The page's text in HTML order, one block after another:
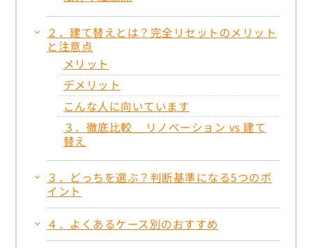
２．建て替えとは？完全リセットのメリット
と注意点
メリット
デメリット
こんな人に向いています
３．徹底比較__リノベーション vs 建て
替え
３．どっちを選ぶ？判断基準になる5つのポ
イント
４．よくあるケース別のおすすめ